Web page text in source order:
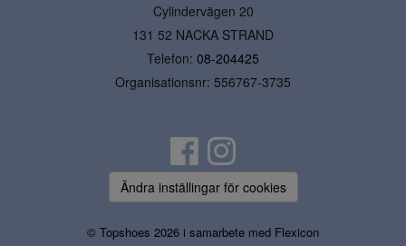
Cylindervägen 20
131 52 NACKA STRAND
Telefon: 08-204425
Organisationsnr: 556767-3735
Ändra inställingar för cookies
© Topshoes 2026 i samarbete med Flexicon